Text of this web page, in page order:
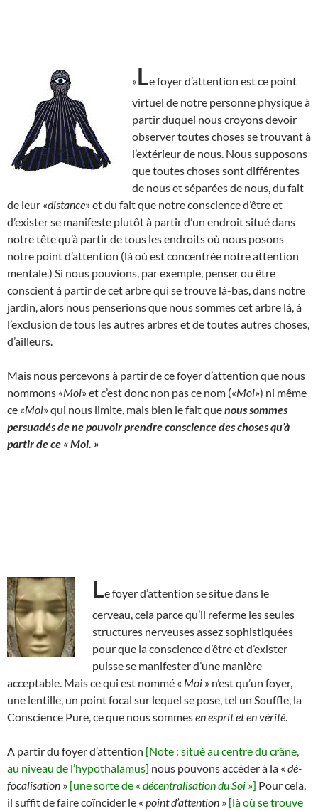
«Le foyer d’attention est ce point
virtuel de notre personne physique à
partir duquel nous croyons devoir
observer toutes choses se trouvant à
l’extérieur de nous. Nous supposons
que toutes choses sont différentes
de nous et séparées de nous, du fait
de leur «distance» et du fait que notre conscience d’être et
d’exister se manifeste plutôt à partir d’un endroit situé dans
notre tête qu’à partir de tous les endroits où nous posons
notre point d’attention (là où est concentrée notre attention
mentale.) Si nous pouvions, par exemple, penser ou être
conscient à partir de cet arbre qui se trouve là-bas, dans notre
jardin, alors nous penserions que nous sommes cet arbre là, à
l’exclusion de tous les autres arbres et de toutes autres choses,
d’ailleurs.
Mais nous percevons à partir de ce foyer d’attention que nous
nommons «Moi» et c’est donc non pas ce nom («Moi») ni même
ce «Moi» qui nous limite, mais bien le fait quenous sommes
persuadés de ne pouvoir prendre conscience des choses qu’à
partir de ce « Moi. »
Le foyer d’attention se situe dans le
cerveau, cela parce qu’il referme les seules
structures nerveuses assez sophistiquées
pour que la conscience d’être et d’exister
puisse se manifester d’une manière
acceptable. Mais ce qui est nommé « Moi » n’est qu’un foyer,
une lentille, un point focal sur lequel se pose, tel un Souffle, la
Conscience Pure, ce que nous sommesen esprit et en vérité
A partir du foyer d’attention [Note : situé au centre du crâne,
au niveau de l’hypothalamus] nous pouvons accéder à la « dé-
focalisation » [une sorte de « décentralisation du Soi »] Pour cela,
il suffit de faire coïncider le « point d’attention » [là où se trouve